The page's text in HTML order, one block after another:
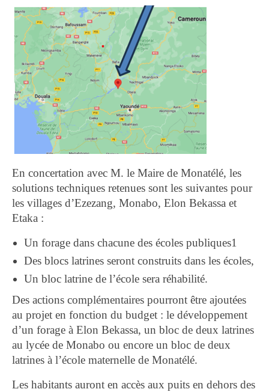
En concertation avec M. le Maire de Monatélé, les
solutions techniques retenues sont les suivantes pour
les villages d’Ezezang, Monabo, Elon Bekassa et
Etaka :
Un forage dans chacune des écoles publiques1
Des blocs latrines seront construits dans les écoles,
Un bloc latrine de l’école sera réhabilité.
Des actions complémentaires pourront être ajoutées
au projet en fonction du budget : le développement
d’un forage à Elon Bekassa, un bloc de deux latrines
au lycée de Monabo ou encore un bloc de deux
latrines à l’école maternelle de Monatélé.
Les habitants auront en accès aux puits en dehors des